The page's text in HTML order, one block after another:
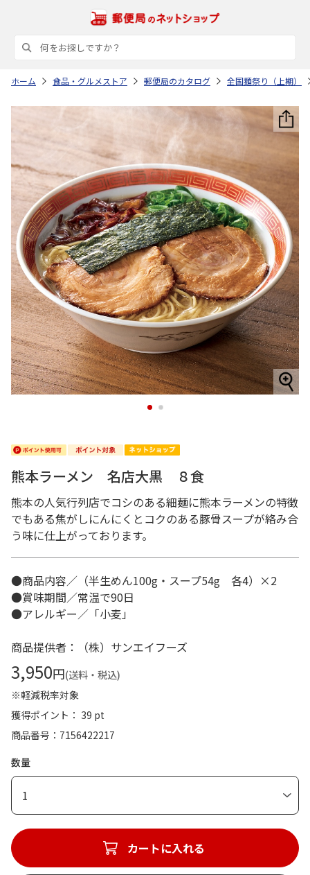
ホーム 食品・グルメストア 郵便局のカタログ 全国麺祭り（上期）
1 2
熊本ラーメン 名店大黒 ８食
熊本の人気行列店でコシのある細麺に熊本ラーメンの特徴
でもある焦がしにんにくとコクのある豚骨スープが絡み合
う味に仕上がっております。
●商品内容／（半生めん100g・スープ54g 各4）×2
●賞味期間／常温で90日
●アレルギー／「小麦」
商品提供者：（株）サンエイフーズ
3,950円(送料・税込)
※軽減税率対象
獲得ポイント： 39 pt
商品番号
7156422217
数量
1
カートに入れる